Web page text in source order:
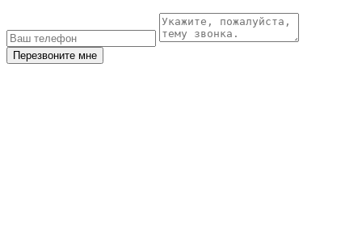
Перезвоните мне